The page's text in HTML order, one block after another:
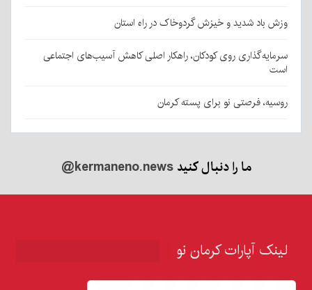
وزش باد شدید و خیزش گردوخاک در راه استان
سرمایه‌گذاری روی کودکان، راهکار اصلی کاهش آسیب‌های اجتماعی
است
روسیه، فرصتی نو برای پسته کرمان
ما را دنبال کنید@kermaneno.news
لینک آپارات کرمان نو